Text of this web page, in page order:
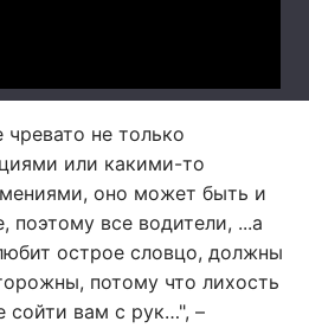
не только
или какими-то
оно может быть и
все водители, ...а
острое словцо, должны
потому что лихость
сойти вам с рук…", –